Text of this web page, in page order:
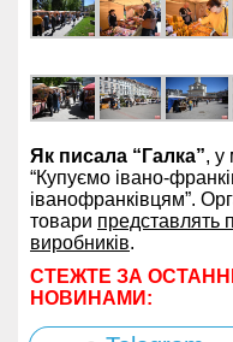
Як писала “Галка”, у
“Купуємо івано-
іванофранківцям”.
товари представлять
виробників.
СТЕЖТЕ ЗА
НОВИНАМИ: